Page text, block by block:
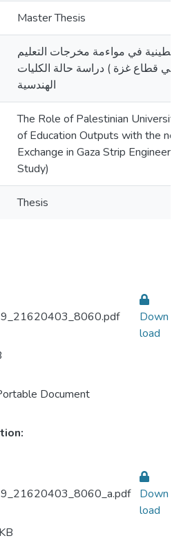
Master Thesis
في مواءمة مخرجات التعليم
قطاع غزة ) دراسة حالة الكليات
الهندسية
The Role of Palestinian
of Education Outputs with the
Exchange in Gaza Strip
Study)
Thesis
Document
Down
load
Down
load